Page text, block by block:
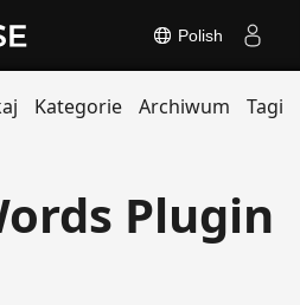
Polish
Kategorie Archiwum Tagi
Plugin